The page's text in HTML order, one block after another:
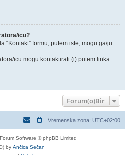
icu?
“Kontakt” formu, putem iste, mogu ga/ju
icu mogu kontaktirati (i) putem linka
Forum(o)Bir
Vremenska zona: UTC+02:00
Software © phpBB Limited
by Ančica Sečan